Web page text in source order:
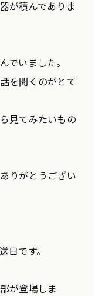
が積んでありま
でいました。
を聞くのがとて
見てみたいもの
りがとうござい
日です。
が登場しま